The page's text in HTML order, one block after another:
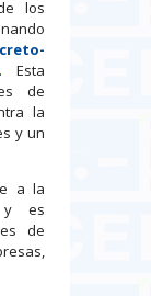
los
. Esta
de
la
y un
a la
es
de